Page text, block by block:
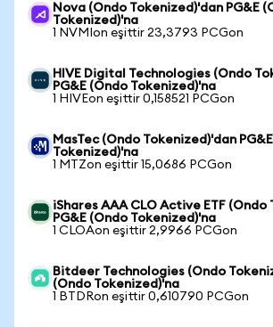
Nova (Ondo Tokenized)'dan PG&E
Tokenized)'na
1 NVMIon eşittir 23,3793 PCGon
HIVE Digital Technologies (Ondo
PG&E (Ondo Tokenized)'na
1 HIVEon eşittir 0,158521 PCGon
MasTec (Ondo Tokenized)'dan
Tokenized)'na
1 MTZon eşittir 15,0686 PCGon
iShares AAA CLO Active ETF
PG&E (Ondo Tokenized)'na
1 CLOAon eşittir 2,9966 PCGon
Bitdeer Technologies (Ondo
(Ondo Tokenized)'na
1 BTDRon eşittir 0,610790 PCGon